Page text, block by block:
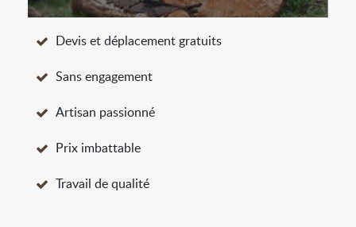
Devis et déplacement gratuits
Sans engagement
Artisan passionné
Prix imbattable
Travail de qualité